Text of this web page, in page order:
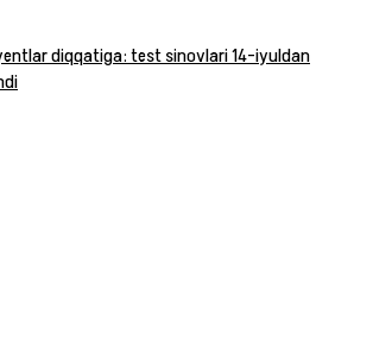
diqqatiga: test sinovlari 14-iyuldan